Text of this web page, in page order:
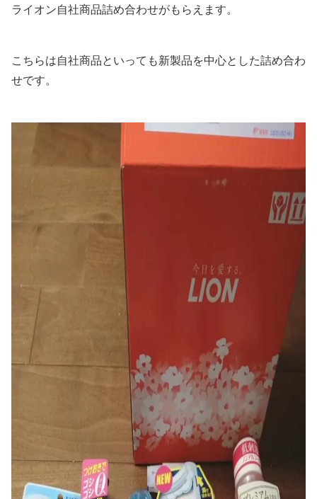
ライオン自社商品詰め合わせがもらえます。
こちらは自社商品といっても新製品を中心とした詰め合わ
せです。